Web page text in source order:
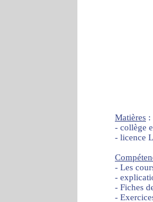
Matières :
- collège
- licence
- Les
-
- Fiches
-